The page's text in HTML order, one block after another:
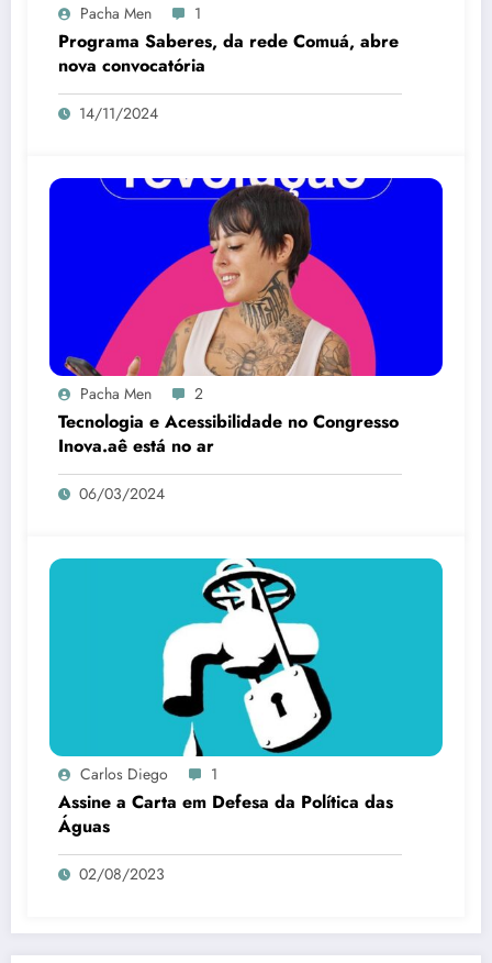
Pacha Men 1
Programa Saberes, da rede Comuá, abre
nova convocatória
14/11/2024
Pacha Men 2
Tecnologia e Acessibilidade no Congresso
Inova.aê está no ar
06/03/2024
Carlos Diego 1
Assine a Carta em Defesa da Política das
Águas
02/08/2023